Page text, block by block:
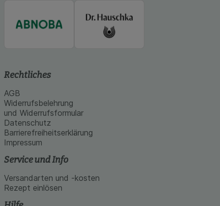
Rechtliches
AGB
Widerrufsbelehrung
und Widerrufsformular
Datenschutz
Barrierefreiheitserklärung
Impressum
Service und Info
Versandarten und -kosten
Rezept einlösen